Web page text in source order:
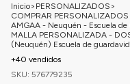
Inicio> PERSONALIZADOS >
COMPRAR
AMGAA - Neuquén - Escuela de
MALLA PERSONALIZADA -
(Neuquén) Escuela de
+40 vendidos
SKU: 576779235